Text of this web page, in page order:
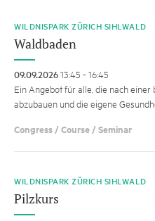
WILDNISPARK ZÜRICH SIHLWALD
Waldbaden
09.09.202613:45 - 16:45
Ein Angebot für alle, die nach
abzubauen und die eigene
Congress / Course / Seminar
WILDNISPARK ZÜRICH SIHLWALD
Pilzkurs